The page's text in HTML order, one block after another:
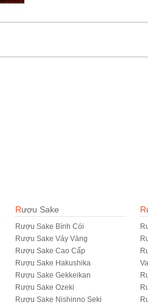
Rượu Sake
Rượu Sake Bình Cói
Rượu Sake Vảy Vàng
Rượu Sake Cao Cấp
Rượu Sake Hakushika
Rượu Sake Gekkeikan
Rượu Sake Ozeki
Rượu Sake Nishinno Seki